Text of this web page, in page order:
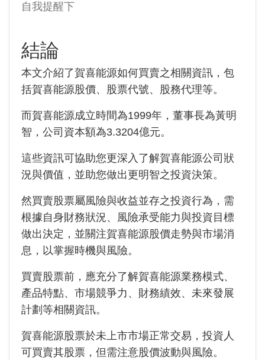
自我提醒下
結論
本文介紹了賀喜能源如何買賣之相關資訊，包
括賀喜能源股價、股票代號、股務代理等。
而賀喜能源成立時間為1999年，董事長為黃明
智，公司資本額為3.3204億元。
這些資訊可協助您更深入了解賀喜能源公司狀
況與價值，並助您做出更明智之投資決策。
然買賣股票屬風險與收益並存之投資行為，需
根據自身財務狀況、風險承受能力與投資目標
做出決定，並關注賀喜能源股價走勢與市場消
息，以掌握時機與風險。
買賣股票前，應充分了解賀喜能源業務模式、
產品特點、市場競爭力、財務績效、未來發展
計劃等相關資訊。
賀喜能源股票於未上市市場正常交易，投資人
可買賣其股票，但需注意股價波動與風險。